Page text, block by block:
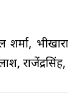
शर्मा,